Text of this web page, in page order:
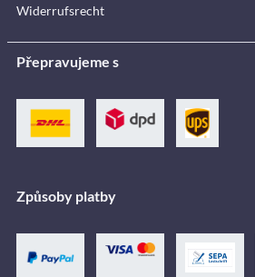
Widerrufsrecht
Přepravujeme s
Způsoby platby